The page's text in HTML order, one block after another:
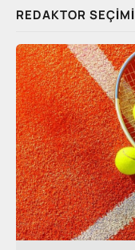
REDAKTOR SEÇIMI